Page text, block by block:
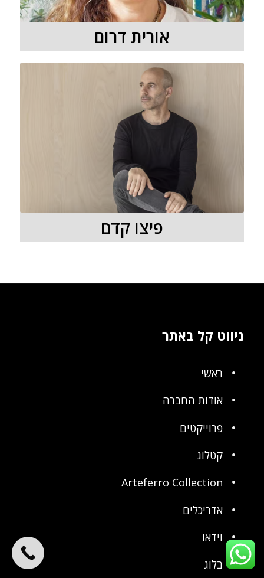
אורית דרום
פיצו קדם
ניווט קל באתר
ראשי
אודות החברה
פרוייקטים
קטלוג
Arteferro Collection
אדריכלים
וידאו
בלוג